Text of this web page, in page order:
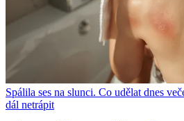
Spálila ses na slunci. Co udělat dnes
dál netrápit